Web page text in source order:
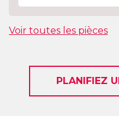
Voir toutes les pièces
PLANIFIEZ